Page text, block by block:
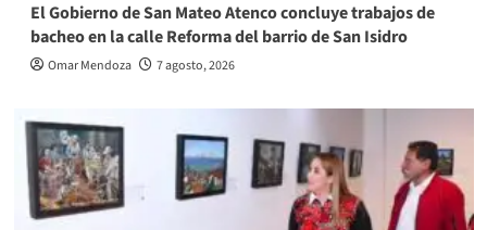
El Gobierno de San Mateo Atenco concluye trabajos de
bacheo en la calle Reforma del barrio de San Isidro
Omar Mendoza 7 agosto, 2026